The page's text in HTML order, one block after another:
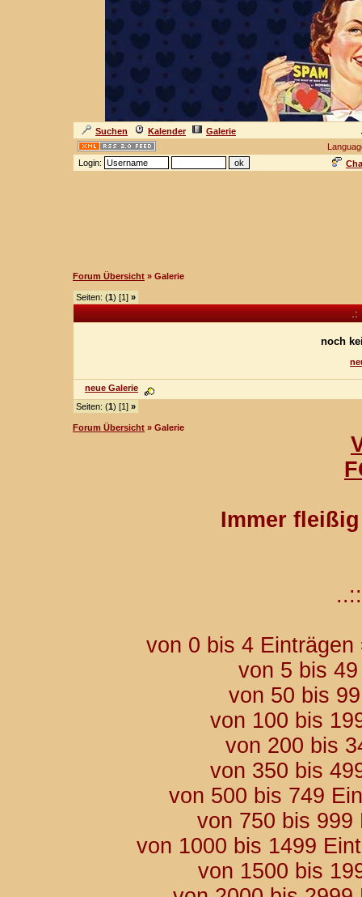
Suchen Kalender
Galerie
Login:
Forum Übersicht » Galerie
Seiten: (1) [1] »
.:
noch
neue Galerie
Seiten: (1) [1] »
Forum Übersicht » Galerie
Immer
..::
von 0 bis 4
von 5 bis
von 50 bis
von 100 bis
von 200 bis
von 350 bis
von 500 bis 749
von 750 bis
von 1000 bis 1499
von 1500 bis